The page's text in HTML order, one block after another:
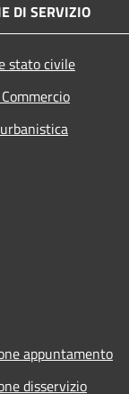
DI SERVIZIO
stato civile
appuntamento
disservizio